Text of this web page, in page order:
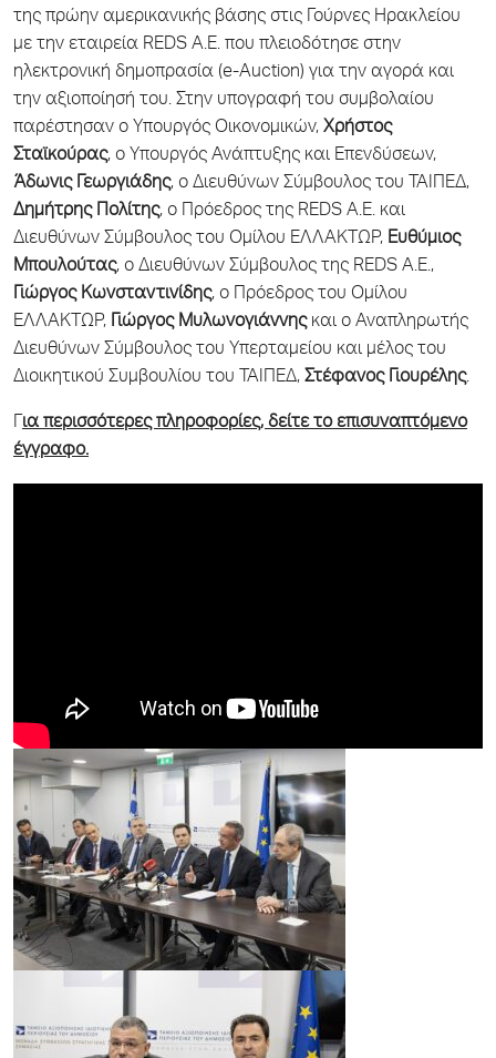
της πρώην αμερικανικής βάσης στις Γούρνες Ηρακλείου
με την εταιρεία REDS A.E. που πλειοδότησε στην
ηλεκτρονική δημοπρασία (e-Auction) για την αγορά και
την αξιοποίησή του. Στην υπογραφή του συμβολαίου
παρέστησαν ο Υπουργός Οικονομικών, Χρήστος
Σταϊκούρας, ο Υπουργός Ανάπτυξης και Επενδύσεων,
Άδωνις Γεωργιάδης, ο Διευθύνων Σύμβουλος του ΤΑΙΠΕΔ,
Δημήτρης Πολίτης, ο Πρόεδρος της REDS A.E. και
Διευθύνων Σύμβουλος του Ομίλου ΕΛΛΑΚΤΩΡ, Ευθύμιος
Μπουλούτας, ο Διευθύνων Σύμβουλος της REDS A.E.,
Γιώργος Κωνσταντινίδης, ο Πρόεδρος του Ομίλου
ΕΛΛΑΚΤΩΡ, Γιώργος Μυλωνογιάννηςκαι ο Αναπληρωτής
Διευθύνων Σύμβουλος του Υπερταμείου και μέλος του
Διοικητικού Συμβουλίου του ΤΑΙΠΕΔ, Στέφανος Γιουρέλης.
Γ ια περισσότερες πληροφορίες, δείτε το επισυναπτόμενο
έγγραφο.